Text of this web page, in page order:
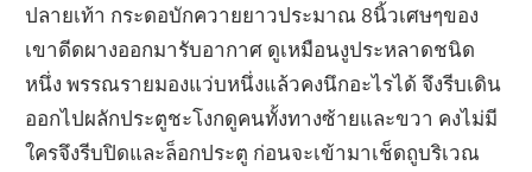
ปลายเท้า กระดอบักควายยาวประมาณ 8นิ้วเศษๆของ
เขาดีดผางออกมารับอากาศ ดูเหมือนงูประหลาดชนิด
หนึ่ง พรรณรายมองแว่บหนึ่งแล้วคงนึกอะไรได้ จึงรีบเดิน
ออกไปผลักประตูชะโงกดูคนทั้งทางซ้ายและขวา คงไม่มี
ใครจึงรีบปิดและล็อกประตู ก่อนจะเข้ามาเช็ดถูบริเวณ